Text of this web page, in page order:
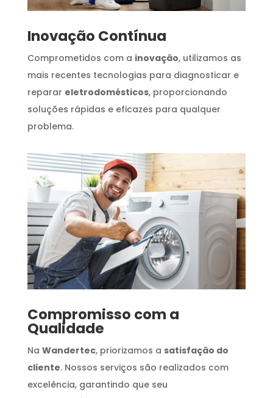
Inovação Contínua
Comprometidos com a inovação, utilizamos as
mais recentes tecnologias para diagnosticar e
reparar eletrodomésticos, proporcionando
soluções rápidas e eficazes para qualquer
problema.
Compromisso com a
Qualidade
Na Wandertec, priorizamos a satisfação do
cliente. Nossos serviços são realizados com
excelência, garantindo que seu